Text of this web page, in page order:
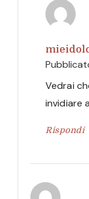
Rispondi
Vedrai
invidiare